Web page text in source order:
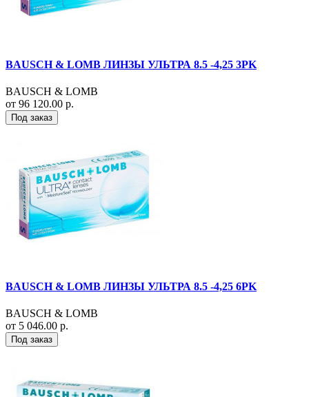
BAUSCH & LOMB ЛИНЗЫ УЛЬТРА 8.5 -4,25 3PK
BAUSCH & LOMB
от 96 120.00 р.
Под заказ
BAUSCH & LOMB ЛИНЗЫ УЛЬТРА 8.5 -4,25 6PK
BAUSCH & LOMB
от 5 046.00 р.
Под заказ